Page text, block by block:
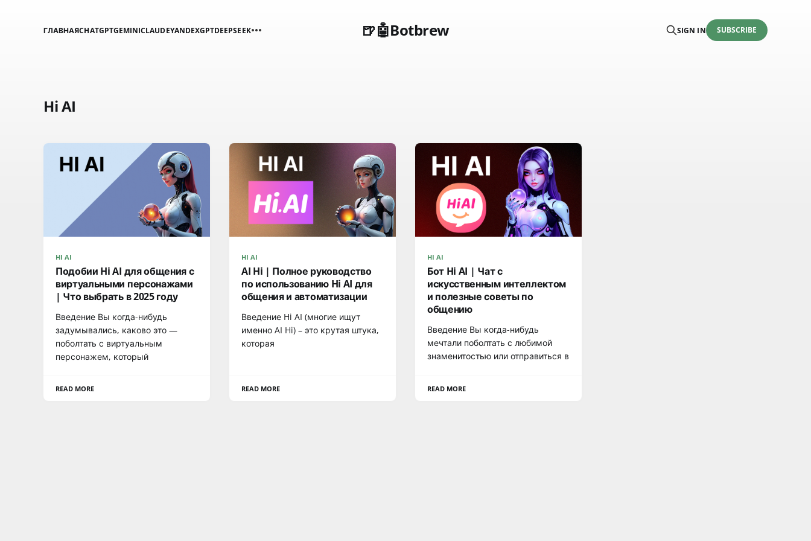
🍺🤖Botbrew
ГЛАВНАЯCHATGPTGEMINICLAUDEYANDEXGPTDEEPSEEK SIGN IN SUBSCRIBE
Hi AI
HI AI
Подобии Hi AI для общения с
виртуальными персонажами
| Что выбрать в 2025 году
Введение Вы когда-нибудь
задумывались, каково это —
поболтать с виртуальным
персонажем, который
READ MORE
HI AI
AI Hi | Полное руководство
по использованию Hi AI для
общения и автоматизации
Введение Hi AI (многие ищут
именно AI Hi) – это крутая штука,
которая
READ MORE
HI AI
Бот Hi AI | Чат с
искусственным интеллектом
и полезные советы по
общению
Введение Вы когда-нибудь
мечтали поболтать с любимой
знаменитостью или отправиться в
READ MORE